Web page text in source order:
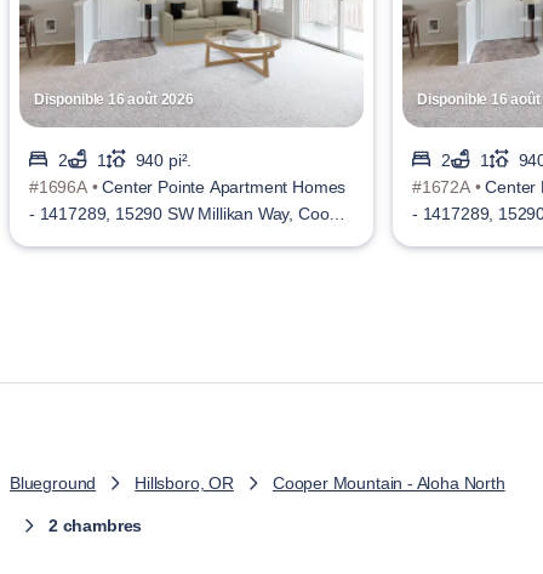
Disponible 16 août 2026
2 1
940 pi².
#1696A •Center Pointe Apartment Homes
- 1417289, 15290 SW Millikan Way, Cooper
Disponible 16
2 1
#1672A •Center
- 1417289,
Blueground Hillsboro, OR Cooper Mountain - Aloha North
2 chambres